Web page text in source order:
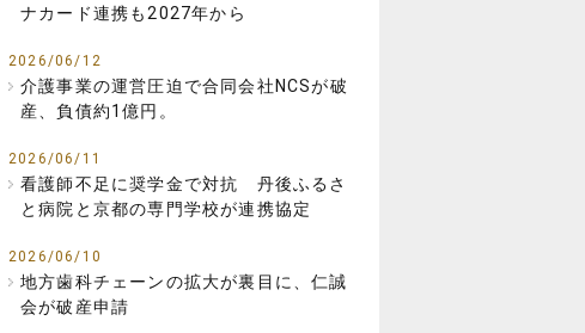
ナカード連携も2027年から
2026/06/12
介護事業の運営圧迫で合同会社NCSが破
産、負債約1億円。
2026/06/11
看護師不足に奨学金で対抗 丹後ふるさ
と病院と京都の専門学校が連携協定
2026/06/10
地方歯科チェーンの拡大が裏目に、仁誠
会が破産申請